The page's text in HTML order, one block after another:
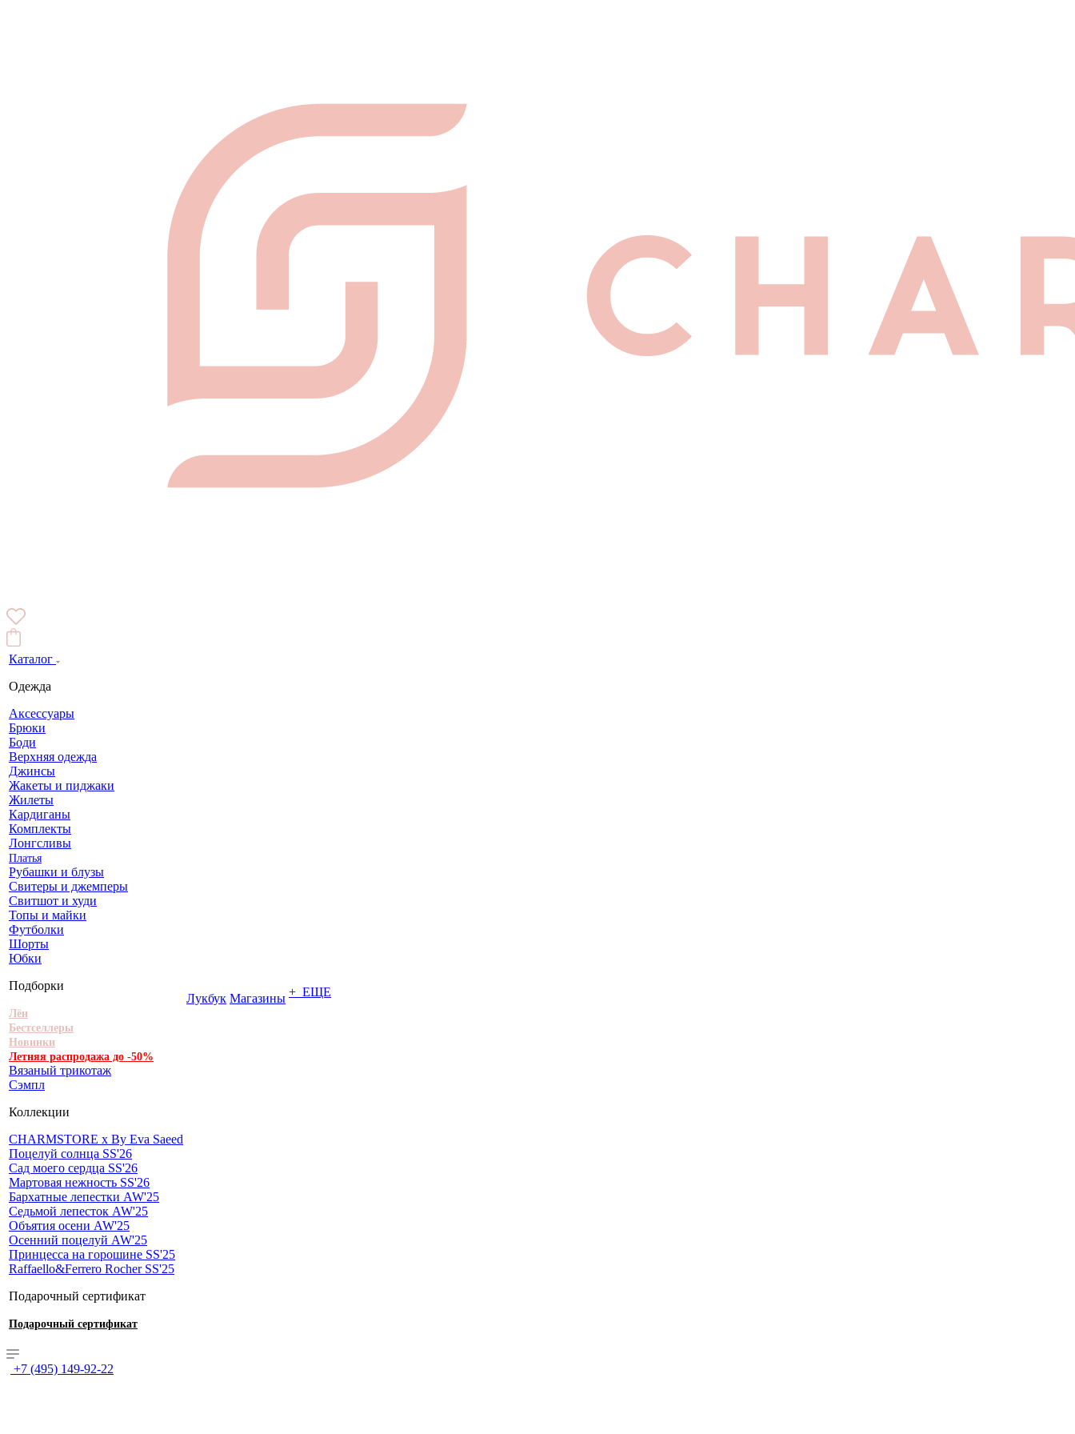
Каталог
Одежда
Аксессуары
Брюки
Боди
Верхняя одежда
Джинсы
Жакеты и пиджаки
Жилеты
Кардиганы
Комплекты
Лонгсливы
Платья
Рубашки и блузы
Свитеры и джемперы
Свитшот и худи
Топы и майки
Футболки
Шорты
Юбки
Подборки
Лён
Бестселлеры
Новинки
Летняя распродажа до -50%
Вязаный трикотаж
Сэмпл
Коллекции
CHARMSTORE х By Eva Saeed
Поцелуй солнца SS'26
Сад моего сердца SS'26
Мартовая нежность SS'26
Бархатные лепестки AW'25
Седьмой лепесток AW'25
Объятия осени AW'25
Осенний поцелуй AW'25
Принцесса на горошине SS'25
Raffaello&Ferrero Rocher SS'25
Подарочный сертификат
Подарочный сертификат
Лукбук Магазины + ЕЩЕ
+7 (495) 149-92-22